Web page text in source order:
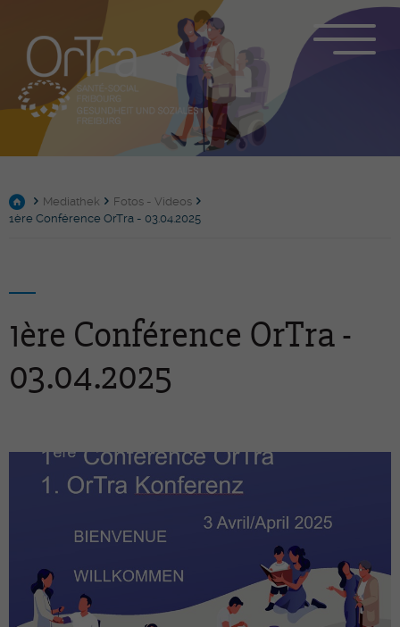
Mediathek
Fotos - Videos
1ère Conférence OrTra - 03.04.2025
1ère Conférence OrTra -
03.04.2025